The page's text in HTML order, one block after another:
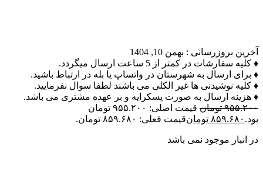
آخرین بروزرسانی : بهمن 10, 1404
♦ کلیه سفارشات در کمتر از 5 ساعت ارسال میگردد.
♦ برای ارسال به شهرستان در واتساپ یا بله در ارتباط باشید.
♦ کلیه نوشیدنی ها غیر الکلی می باشند لطفا سوال نفرمایید.
♦ هزینه ارسال به صورت پسکرایه و بر عهده مشتری می باشد.
۹۵۵.۲۰۰ تومان
قیمت اصلی: ۹۵۵.۲۰۰ تومان
بود. ۸۵۹.۶۸۰ تومانقیمت فعلی: ۸۵۹.۶۸۰ تومان.
در انبار موجود نمی باشد